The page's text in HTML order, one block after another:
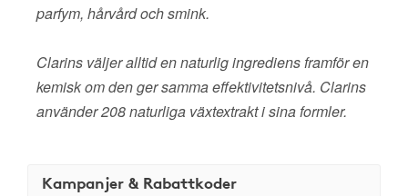
parfym, hårvård och smink.
Clarins väljer alltid en naturlig ingrediens framför en
kemisk om den ger samma effektivitetsnivå. Clarins
använder 208 naturliga växtextrakt i sina formler.
Kampanjer & Rabattkoder